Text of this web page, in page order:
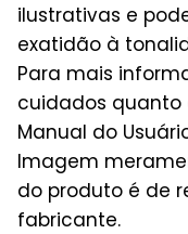
ilustrativas e
exatidão à
Para mais
cuidados quanto
Manual do
Imagem
do produto é de
fabricante.